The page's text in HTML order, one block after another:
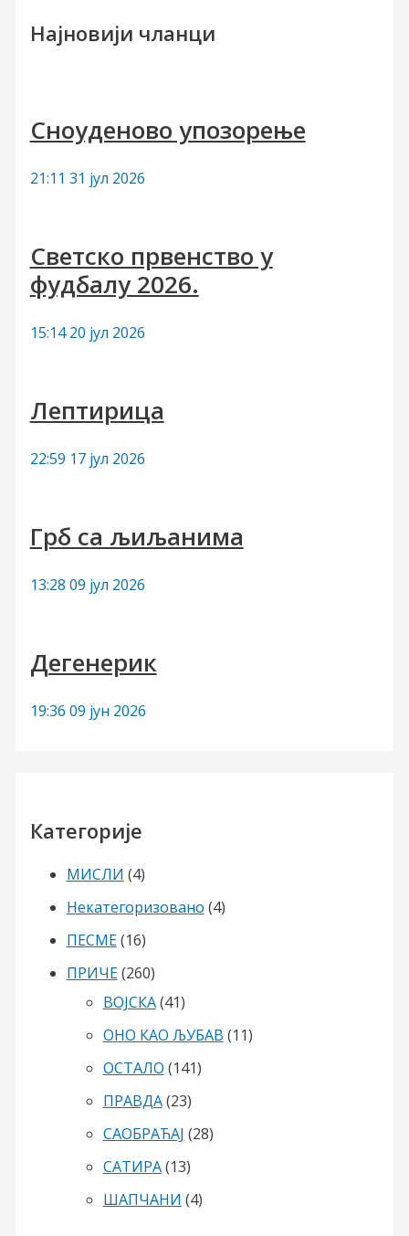
а
з
Најновији чланци
Сноуденово упозорење
21:11 31 јул 2026
Светско првенство у
фудбалу 2026.
15:14 20 јул 2026
Лептирица
22:59 17 јул 2026
Грб са љиљанима
13:28 09 јул 2026
Дегенерик
19:36 09 јун 2026
Категорије
МИСЛИ (4)
Некатегоризовано (4)
ПЕСМЕ(16)
ПРИЧЕ(260)
ВОЈСКА(41)
ОНО КАО ЉУБАВ (11)
ОСТАЛО (141)
ПРАВДА(23)
САОБРАЋАЈ (28)
САТИРА(13)
ШАПЧАНИ (4)